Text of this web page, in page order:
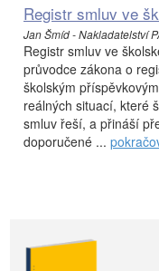
Registr smluv ve
Jan Šmíd - Nakladatelství
Registr smluv ve
průvodce zákona o
školským
reálných situací, které
smluv řeší, a přináší
doporučené ...